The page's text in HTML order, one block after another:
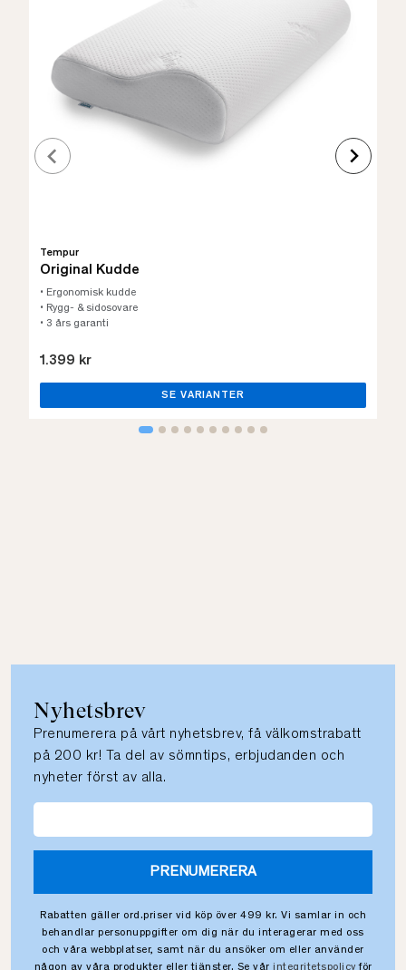
Tempur
Original Kudde
• Ergonomisk kudde
• Rygg- & sidosovare
• 3 års garanti
1.399 kr
SE VARIANTER
Nyhetsbrev
Prenumerera på vårt nyhetsbrev, få välkomstrabatt
på 200 kr! Ta del av sömntips, erbjudanden och
nyheter först av alla.
PRENUMERERA
Rabatten gäller ord.priser vid köp över 499 kr. Vi samlar in och
behandlar personuppgifter om dig när du interagerar med oss
och våra webbplatser, samt när du ansöker om eller använder
någon av våra produkter eller tjänster. Se vår integritetspolicy för